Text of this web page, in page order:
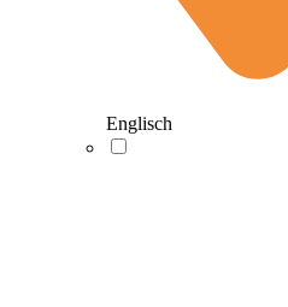
Englisch